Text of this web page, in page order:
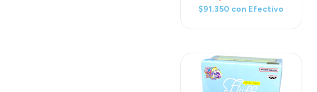
$91.350 con Efectivo